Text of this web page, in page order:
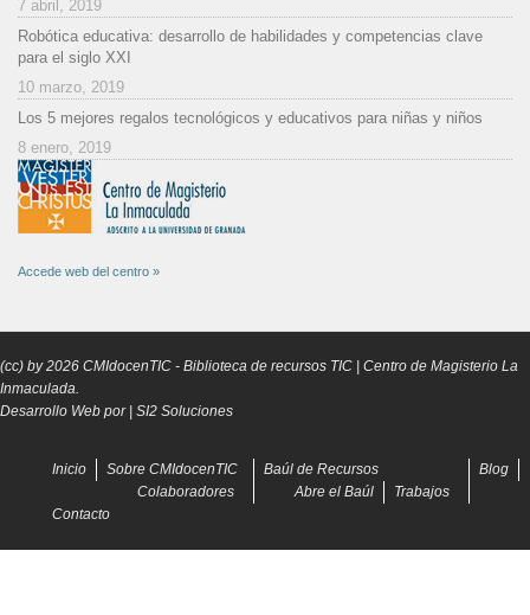
7 abril, 2019
Robótica educativa: desarrollo de habilidades y competencias clave
para el siglo XXI
10 marzo, 2019
Los 5 mejores regalos tecnológicos y educativos para niñas y niños
8 enero, 2019
Accede web del centro »
(cc) by2026 CMIdocenTIC - Biblioteca de recursos TIC | Centro de Magisterio La
Inmaculada.
Desarrollo Web por | SI2 Soluciones
Inicio
Sobre CMIdocenTIC
Colaboradores
Baúl de Recursos
Abre el Baúl
Trabajos
Blog
Contacto